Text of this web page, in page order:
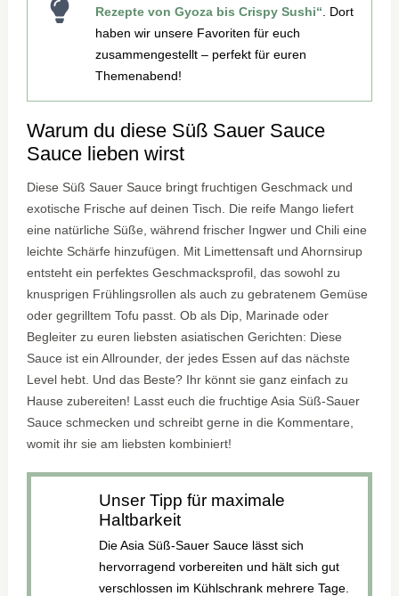
Rezepte von Gyoza bis Crispy Sushi“ . Dort
haben wir unsere Favoriten für euch
zusammengestellt – perfekt für euren
Themenabend!
Warum du diese Süß Sauer Sauce
Sauce lieben wirst
Diese Süß Sauer Sauce bringt fruchtigen Geschmack und
exotische Frische auf deinen Tisch. Die reife Mango liefert
eine natürliche Süße, während frischer Ingwer und Chili eine
leichte Schärfe hinzufügen. Mit Limettensaft und Ahornsirup
entsteht ein perfektes Geschmacksprofil, das sowohl zu
knusprigen Frühlingsrollen als auch zu gebratenem Gemüse
oder gegrilltem Tofu passt. Ob als Dip, Marinade oder
Begleiter zu euren liebsten asiatischen Gerichten: Diese
Sauce ist ein Allrounder, der jedes Essen auf das nächste
Level hebt. Und das Beste? Ihr könnt sie ganz einfach zu
Hause zubereiten! Lasst euch die fruchtige Asia Süß-Sauer
Sauce schmecken und schreibt gerne in die Kommentare,
womit ihr sie am liebsten kombiniert!
Unser Tipp für maximale
Haltbarkeit
Die Asia Süß-Sauer Sauce lässt sich
hervorragend vorbereiten und hält sich gut
verschlossen im Kühlschrank mehrere Tage.